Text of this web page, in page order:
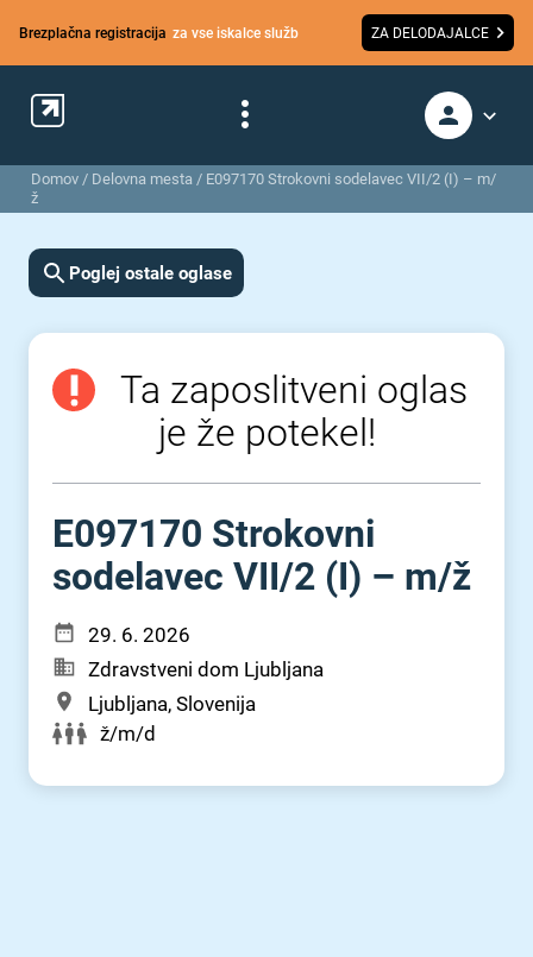
Brezplačna registracija za vse iskalce služb ZA DELODAJALCE
Domov / Delovna mesta / E097170 Strokovni sodelavec VII/2 (I) – m/
ž
Poglej ostale oglase
Ta zaposlitveni oglas
je že potekel!
E097170 Strokovni
sodelavec VII⁠/⁠2 (I) – m⁠/⁠ž
29. 6. 2026
Zdravstveni dom Ljubljana
Ljubljana, Slovenija
ž/m/d